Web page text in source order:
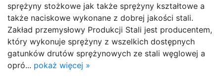
sprężyny stożkowe jak także sprężyny kształtowe a
także naciskowe wykonane z dobrej jakości stali.
Zakład przemysłowy Produkcji Stali jest producentem,
który wykonuje sprężyny z wszelkich dostępnych
gatunków drutów sprężynowych ze stali węglowej a
opró... pokaż więcej »